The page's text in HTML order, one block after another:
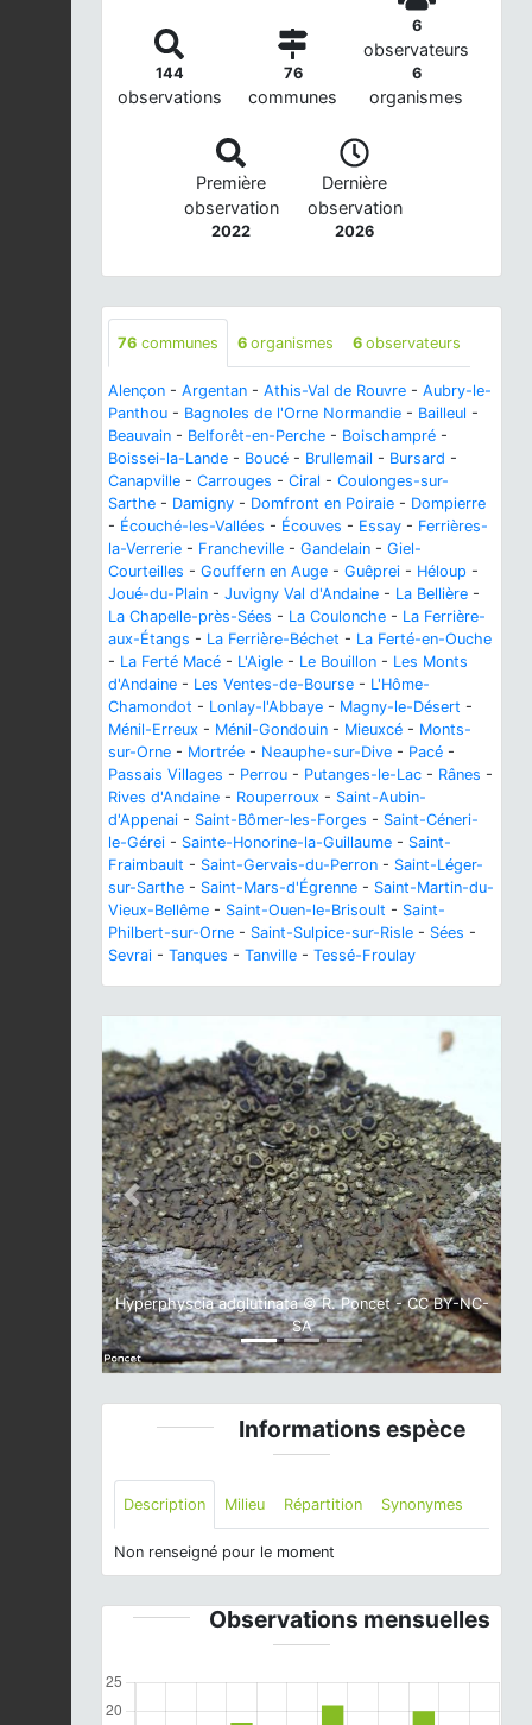
144
observations
76
communes
6
observateurs
6
organismes
Première
observation
2022
Dernière
observation
2026
76 communes 6 organismes 6 observateurs
Alençon - Argentan - Athis-Val de Rouvre - Aubry-le-
Panthou - Bagnoles de l'Orne Normandie - Bailleul -
Beauvain - Belforêt-en-Perche - Boischampré -
Boissei-la-Lande - Boucé - Brullemail - Bursard -
Canapville - Carrouges - Ciral - Coulonges-sur-
Sarthe - Damigny - Domfront en Poiraie - Dompierre
- Écouché-les-Vallées - Écouves - Essay - Ferrières-
la-Verrerie - Francheville - Gandelain - Giel-
Courteilles - Gouffern en Auge - Guêprei - Héloup -
Joué-du-Plain - Juvigny Val d'Andaine - La Bellière -
La Chapelle-près-Sées - La Coulonche - La Ferrière-
aux-Étangs - La Ferrière-Béchet - La Ferté-en-Ouche
- La Ferté Macé - L'Aigle - Le Bouillon - Les Monts
d'Andaine - Les Ventes-de-Bourse - L'Hôme-
Chamondot - Lonlay-l'Abbaye - Magny-le-Désert -
Ménil-Erreux - Ménil-Gondouin - Mieuxcé - Monts-
sur-Orne - Mortrée - Neauphe-sur-Dive - Pacé -
Passais Villages - Perrou - Putanges-le-Lac - Rânes -
Rives d'Andaine - Rouperroux - Saint-Aubin-
d'Appenai - Saint-Bômer-les-Forges - Saint-Céneri-
le-Gérei - Sainte-Honorine-la-Guillaume - Saint-
Fraimbault - Saint-Gervais-du-Perron - Saint-Léger-
sur-Sarthe - Saint-Mars-d'Égrenne - Saint-Martin-du-
Vieux-Bellême - Saint-Ouen-le-Brisoult - Saint-
Philbert-sur-Orne - Saint-Sulpice-sur-Risle - Sées -
Sevrai - Tanques - Tanville - Tessé-Froulay
Hyperphyscia adglutinata © R. Poncet - CC BY-NC-
SA
Previous Next
Informations espèce
Description Milieu Répartition Synonymes
Non renseigné pour le moment
Observations mensuelles